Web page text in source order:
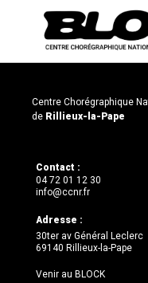
Centre Chorégraphique
de Rillieux-la-Pape
Contact :
04 72 01 12 30
info@ccnr.fr
Adresse :
30ter av Général Leclerc
69140 Rillieux-la-Pape
Venir au BLOCK